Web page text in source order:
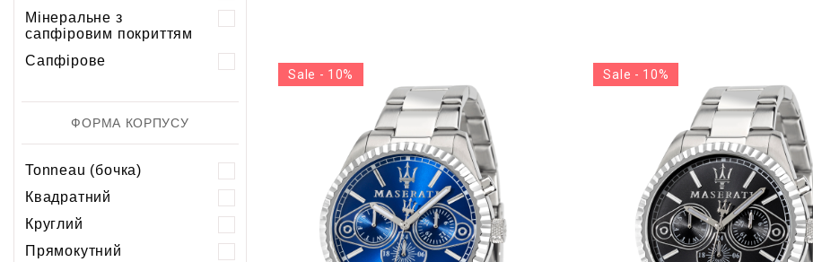
Мінеральне з
сапфіровим покриттям
Сапфірове
ФОРМА КОРПУСУ
Tonneau (бочка)
Квадратний
Круглий
Прямокутний
Sale - 10% Sale - 10%